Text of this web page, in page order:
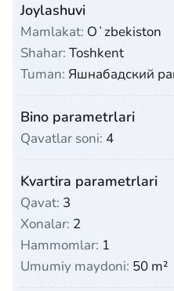
Joylashuvi
Mamlakat: Oʻzbekiston
Shahar: Toshkent
Tuman: Яшнабадский
Bino parametrlari
Qavatlar soni: 4
Kvartira parametrlari
Qavat: 3
Xonalar: 2
Hammomlar: 1
Umumiy maydoni: 50 m²